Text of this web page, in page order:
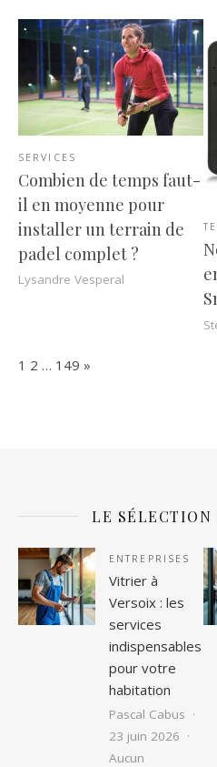
SERVICES
Combien de temps faut-
il en moyenne pour
installer un terrain de
padel complet ?
Lysandre Vesperal
Page:
1 2 … 149 Next
»
LE SÉLECTION
ENTREPRISES
Vitrier à
Versoix : les
services
indispensables
pour votre
habitation
Pascal Cabus
23 juin 2026
Aucun